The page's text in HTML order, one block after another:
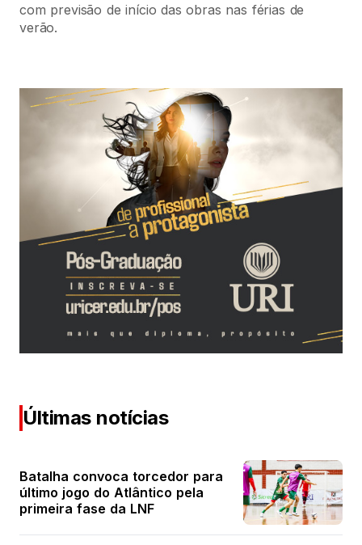
com previsão de início das obras nas férias de
verão.
Últimas notícias
Batalha convoca torcedor para
último jogo do Atlântico pela
primeira fase da LNF